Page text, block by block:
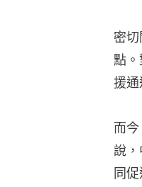
密
點
援通
而
說
同